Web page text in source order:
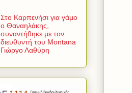
Στο Καρπενήσι για γάμο
ο Θαναηλάκης,
συναντήθηκε με τον
διευθυντή του Montana
Γιώργο Λαθύρη